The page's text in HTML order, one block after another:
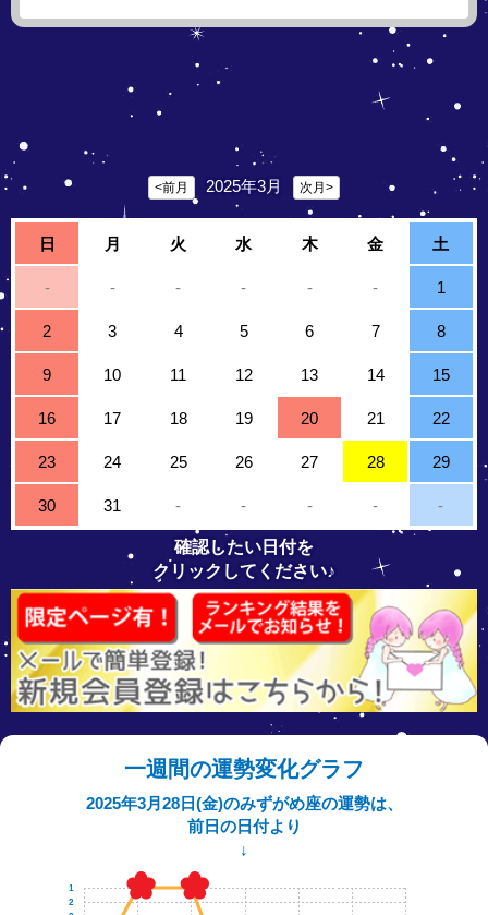
<前月 2025年3月 次月>
日 月 火 水 木 金 土
- - - - - - 1
2 3 4 5 6 7 8
9 10 11 12 13 14 15
16 17 18 19 20 21 22
23 24 25 26 27 28 29
30 31 - - - - -
確認したい日付を
クリックしてください♪
一週間の運勢変化グラフ
2025年3月28日(金)のみずがめ座の運勢は、
前日の日付より
↓
2
1